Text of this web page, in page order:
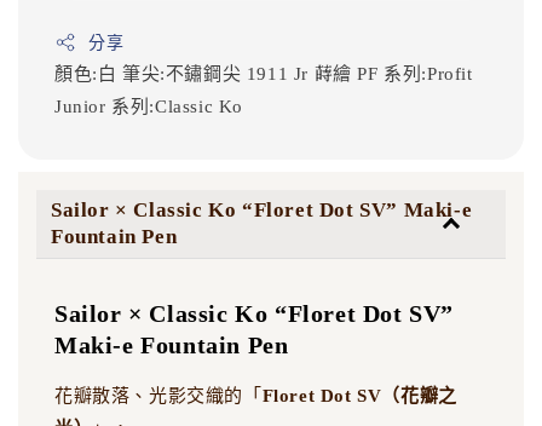
分享
顏色:白 筆尖:不鏽鋼尖 1911 Jr 蒔繪PF 系列:Profit
Junior 系列:Classic Ko
Sailor × Classic Ko “Floret Dot SV” Maki-e
Fountain Pen
Sailor × Classic Ko “Floret Dot SV”
Maki-e Fountain Pen
花瓣散落、光影交織的「 Floret Dot SV（花瓣之